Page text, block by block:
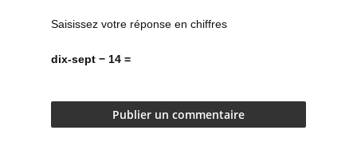
Saisissez votre réponse en chiffres
dix-sept − 14 =